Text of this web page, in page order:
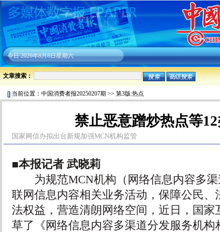
今日2026年8月8日星期六
文章搜索：
当前位置： 中国消费者报20250207期 >> 第3版:热点
禁止恶意蹭炒热点等
国家网信办拟出台新规加强MCN机构监管
■本报记者 武晓莉
为规范MCN机构（网络信息内容多渠
联网信息内容相关业务活动，保障公民、
法权益，营造清朗网络空间，近日，国家
草了《网络信息内容多渠道分发服务机构